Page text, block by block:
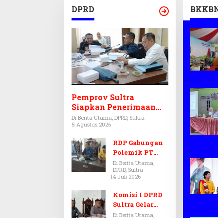
DPRD
Pemprov Sultra
Siapkan Penerimaan
CPNS dan PPPK 2027,
DPRD Sultra Desak
Formasi Disabilitas
Di Berita Utama, DPRD, Sultra
5 Agustus 2026
RDP Gabungan
Polemik PT
Antam-SJS
Kolaka
Ditunda,
Komisi III dan
IV Menunggu
Di Berita Utama,
DPRD, Sultra
14 Juli 2026
Komisi I DPRD
Sultra Gelar
RDP, Ungkap
Di Berita Utama,